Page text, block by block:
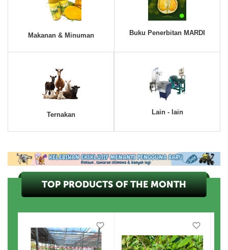
Makanan & Minuman Buku Penerbitan MARDI
Ternakan Lain - lain
TOP PRODUCTS OF THE MONTH